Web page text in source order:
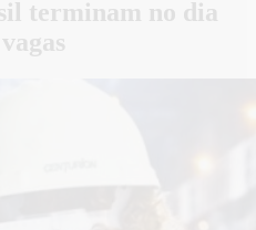
terminam no dia